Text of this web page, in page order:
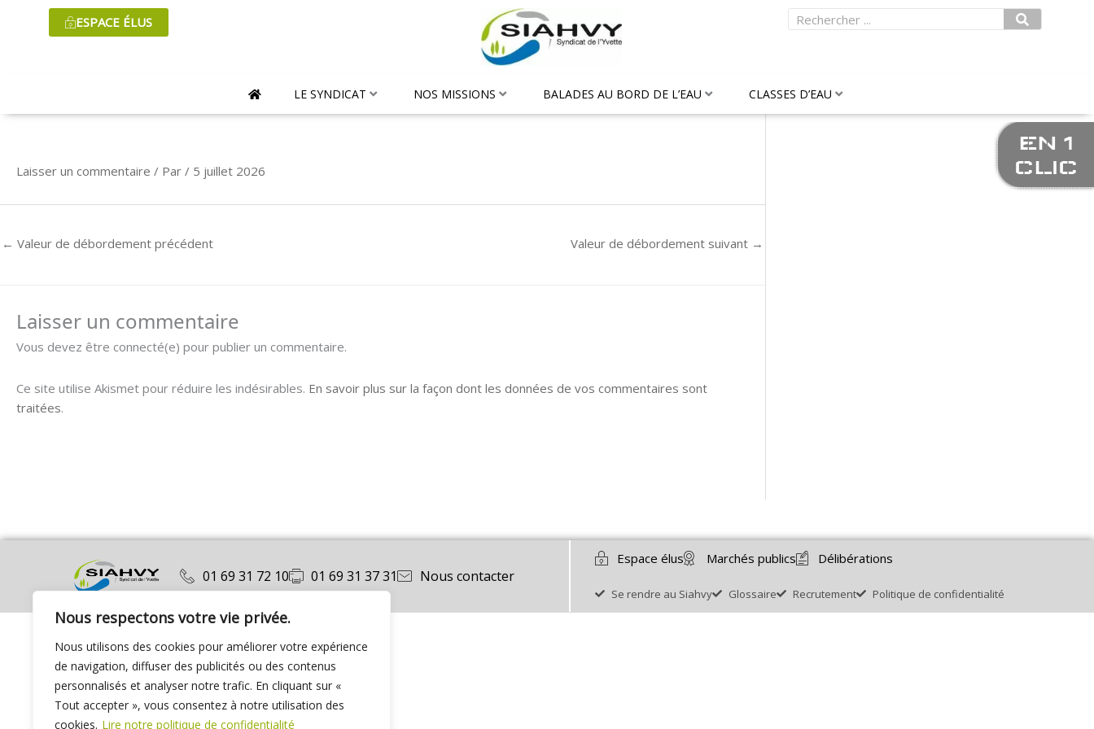
Nous respectons votre vie privée.
Nous utilisons des cookies pour améliorer votre expérience
de navigation, diffuser des publicités ou des contenus
personnalisés et analyser notre trafic. En cliquant sur «
Tout accepter », vous consentez à notre utilisation des
cookies. Lire notre politique de confidentialité
ESPACE ÉLUS Rechercher
LE SYNDICAT NOS MISSIONS BALADES AU BORD DE L’EAU CLASSES D’EAU
Laisser un commentaire / Par / 5 juillet 2026
← Valeur de débordement précédent Valeur de débordement suivant →
Laisser un commentaire
Vous devez être connecté(e) pour publier un commentaire.
Ce site utilise Akismet pour réduire les indésirables. En savoir plus sur la façon dont les données de vos commentaires sont
traitées.
01 69 31 72 10 01 69 31 37 31 Nous contacter
Espace élus Marchés publics Délibérations
Se rendre au Siahvy Glossaire Recrutement Politique de confidentialité
EN 1
CLIC